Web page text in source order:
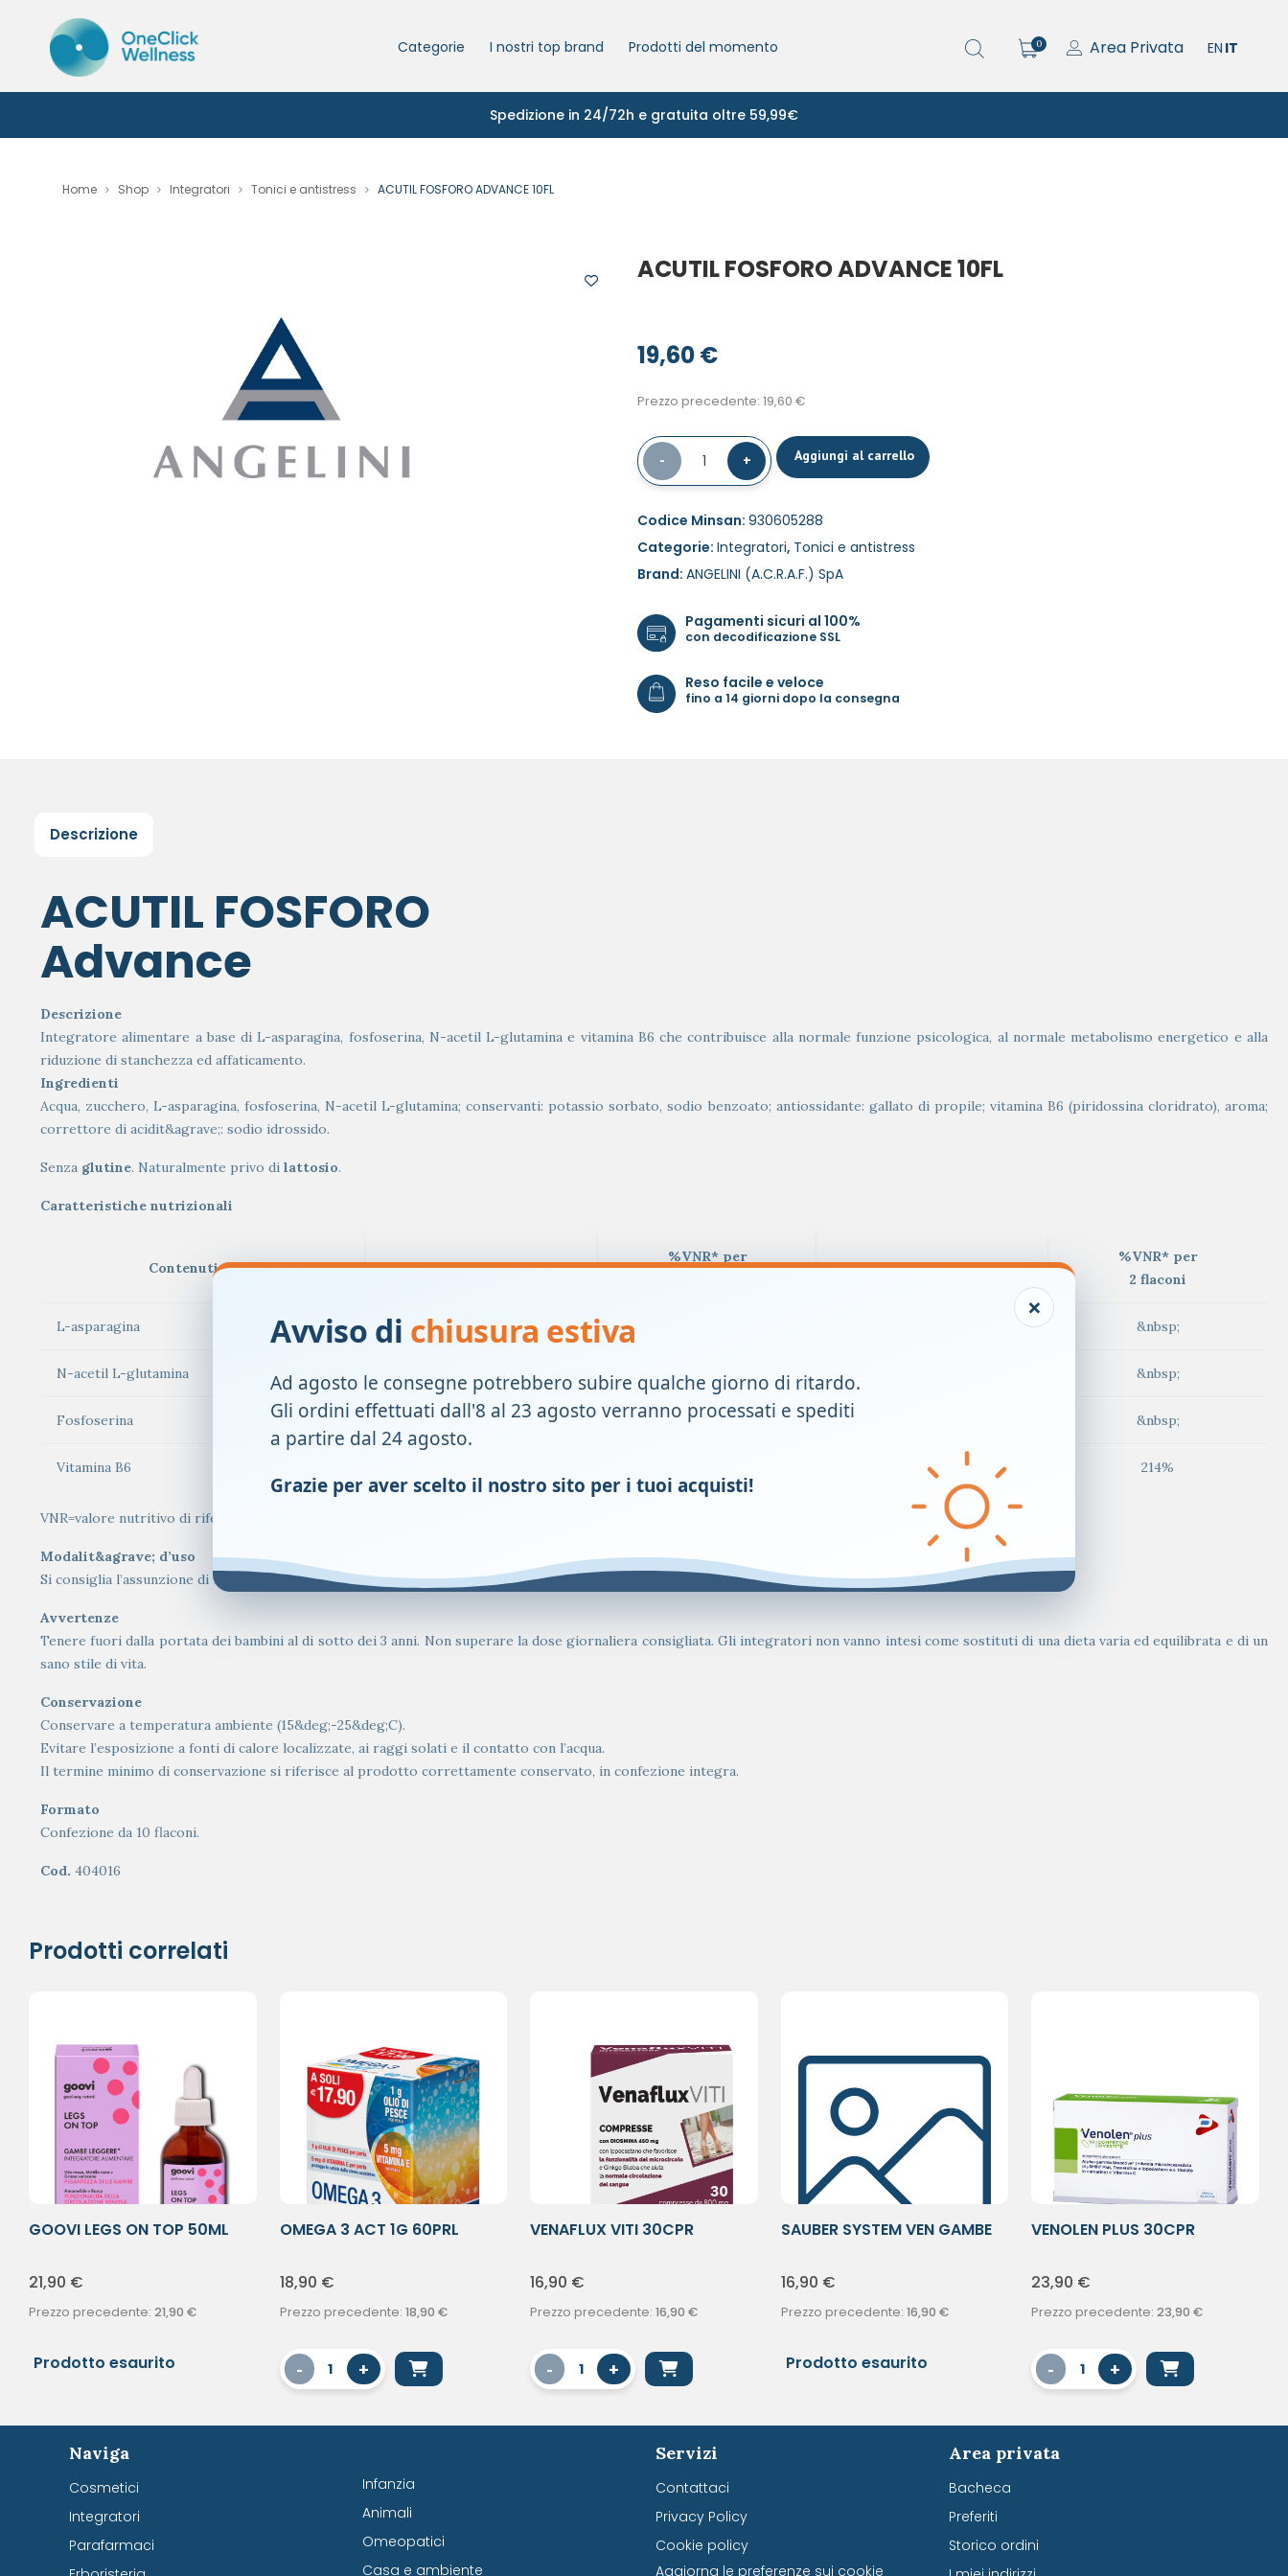
Categorie I nostri top brand Prodotti del momento EN IT
Area Privata
0
Spedizione in 24/72h e gratuita oltre 59,99€
Home Shop Integratori Tonici e antistress ACUTIL FOSFORO ADVANCE 10FL
ACUTIL FOSFORO ADVANCE 10FL
19,60€
Prezzo precedente: 19,60 €
- 1 + Aggiungi al carrello
Codice Minsan: 930605288
Categorie: Integratori, Tonici e antistress
Brand: ANGELINI (A.C.R.A.F.) SpA
Pagamenti sicuri al 100%
con decodificazione SSL
Reso facile e veloce
fino a 14 giorni dopo la consegna
Descrizione
ACUTIL FOSFORO
Advance
Descrizione
Integratore alimentare a base di L-asparagina, fosfoserina, N-acetil L-glutamina e vitamina B6 che contribuisce alla normale funzione psicologica, al normale metabolismo energetico e alla
riduzione di stanchezza ed affaticamento.
Ingredienti
Acqua, zucchero, L-asparagina, fosfoserina, N-acetil L-glutamina; conservanti: potassio sorbato, sodio benzoato; antiossidante: gallato di propile; vitamina B6 (piridossina cloridrato), aroma;
correttore di acidit&agrave;: sodio idrossido.
Senza glutine. Naturalmente privo di lattosio.
Caratteristiche nutrizionali
Contenuti medi per 1 flacone
%VNR* per
per 2 flaconi
%VNR* per
2 flaconi
L-asparagina 60 mg &nbsp;
N-acetil L-glutamina 60 mg &nbsp; &nbsp;
Fosfoserina 60 mg &nbsp; &nbsp;
Vitamina B6 3 mg 214%
VNR=valore nutritivo di riferimento giornaliero (adulti) ai sensi del Reg.(UE) n.1169/2011
Modalit&agrave; d’uso
Si consiglia l’assunzione di 1 o 2 flaconi al giorno, preferibilmente a digiuno, nella prima parte della giornata.
Avvertenze
Tenere fuori dalla portata dei bambini al di sotto dei 3 anni. Non superare la dose giornaliera consigliata. Gli integratori non vanno intesi come sostituti di una dieta varia ed equilibrata e di un
sano stile di vita.
Conservazione
Conservare a temperatura ambiente (15&deg;-25&deg;C).
Evitare l’esposizione a fonti di calore localizzate, ai raggi solati e il contatto con l’acqua.
Il termine minimo di conservazione si riferisce al prodotto correttamente conservato, in confezione integra.
Formato
Confezione da 10 flaconi.
Cod. 404016
Prodotti correlati
GOOVI LEGS ON TOP 50ML
21,90 €
Prezzo precedente: 21,90 €
Prodotto esaurito
OMEGA 3 ACT 1G 60PRL
18,90 €
Prezzo precedente: 18,90 €
- 1 +
VENAFLUX VITI 30CPR
16,90 €
Prezzo precedente: 16,90 €
- 1 +
SAUBER SYSTEM VEN GAMBE
16,90 €
Prezzo precedente: 16,90 €
Prodotto esaurito
VENOLEN PLUS 30CPR
23,90 €
Prezzo precedente: 23,90 €
- 1 +
Naviga
Cosmetici
Integratori
Parafarmaci
Infanzia
Animali
Omeopatici
Casa e ambiente
Servizi
Contattaci
Privacy Policy
Cookie policy
Aggiorna le preferenze sui cookie
Area privata
Bacheca
Preferiti
Storico ordini
×
Avviso di chiusura estiva
Ad agosto le consegne potrebbero subire qualche giorno di ritardo.
Gli ordini effettuati dall'8 al 23 agosto verranno processati e spediti
a partire dal 24 agosto.
Grazie per aver scelto il nostro sito per i tuoi acquisti!